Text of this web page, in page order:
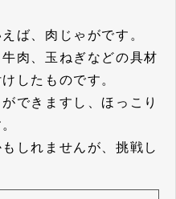
ば、肉じゃがです。
肉、玉ねぎなどの具材
したものです。
できますし、ほっこり
しれませんが、挑戦し